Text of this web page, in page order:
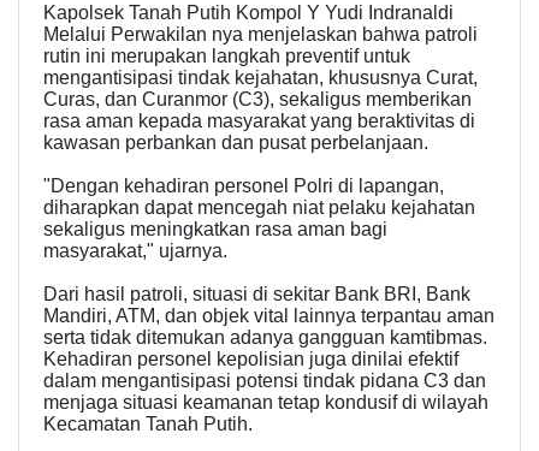
Kapolsek Tanah Putih Kompol Y Yudi Indranaldi
Melalui Perwakilan nya menjelaskan bahwa patroli
rutin ini merupakan langkah preventif untuk
mengantisipasi tindak kejahatan, khususnya Curat,
Curas, dan Curanmor (C3), sekaligus memberikan
rasa aman kepada masyarakat yang beraktivitas di
kawasan perbankan dan pusat perbelanjaan.
"Dengan kehadiran personel Polri di lapangan,
diharapkan dapat mencegah niat pelaku kejahatan
sekaligus meningkatkan rasa aman bagi
masyarakat," ujarnya.
Dari hasil patroli, situasi di sekitar Bank BRI, Bank
Mandiri, ATM, dan objek vital lainnya terpantau aman
serta tidak ditemukan adanya gangguan kamtibmas.
Kehadiran personel kepolisian juga dinilai efektif
dalam mengantisipasi potensi tindak pidana C3 dan
menjaga situasi keamanan tetap kondusif di wilayah
Kecamatan Tanah Putih.